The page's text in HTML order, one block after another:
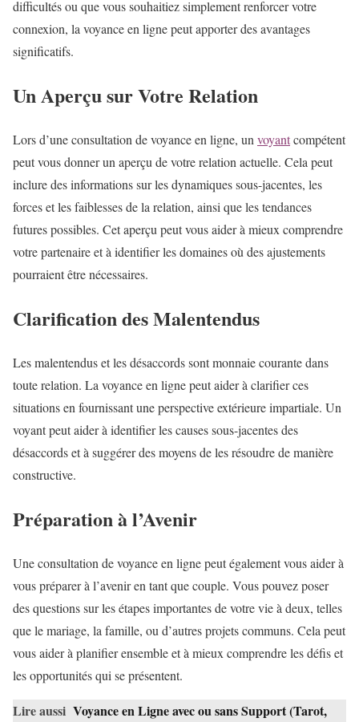
difficultés ou que vous souhaitiez simplement renforcer votre
connexion, la voyance en ligne peut apporter des avantages
significatifs.
Un Aperçu sur Votre Relation
Lors d’une consultation de voyance en ligne, un voyantcompétent
peut vous donner un aperçu de votre relation actuelle. Cela peut
inclure des informations sur les dynamiques sous-jacentes, les
forces et les faiblesses de la relation, ainsi que les tendances
futures possibles. Cet aperçu peut vous aider à mieux comprendre
votre partenaire et à identifier les domaines où des ajustements
pourraient être nécessaires.
Clarification des Malentendus
Les malentendus et les désaccords sont monnaie courante dans
toute relation. La voyance en ligne peut aider à clarifier ces
situations en fournissant une perspective extérieure impartiale. Un
voyant peut aider à identifier les causes sous-jacentes des
désaccords et à suggérer des moyens de les résoudre de manière
constructive.
Préparation à l’Avenir
Une consultation de voyance en ligne peut également vous aider à
vous préparer à l’avenir en tant que couple. Vous pouvez poser
des questions sur les étapes importantes de votre vie à deux, telles
que le mariage, la famille, ou d’autres projets communs. Cela peut
vous aider à planifier ensemble et à mieux comprendre les défis et
les opportunités qui se présentent.
Lire aussi Voyance en Ligne avec ou sans Support (Tarot,